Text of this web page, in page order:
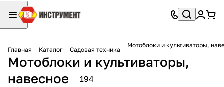
Главная Каталог Садовая техника
Мотоблоки и культиваторы,
Мотоблоки и культиваторы,
навесное
194